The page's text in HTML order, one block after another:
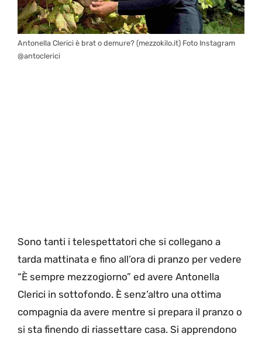
Antonella Clerici è brat o demure? (mezzokilo.it) Foto Instagram
@antoclerici
Sono tanti i telespettatori che si collegano a
tarda mattinata e fino all’ora di pranzo per vedere
“È sempre mezzogiorno” ed avere Antonella
Clerici in sottofondo. È senz’altro una ottima
compagnia da avere mentre si prepara il pranzo o
si sta finendo di riassettare casa. Si apprendono